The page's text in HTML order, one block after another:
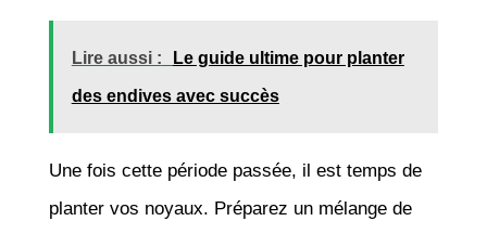
Lire aussi : Le guide ultime pour planter
des endives avec succès
Une fois cette période passée, il est temps de
planter vos noyaux. Préparez un mélange de